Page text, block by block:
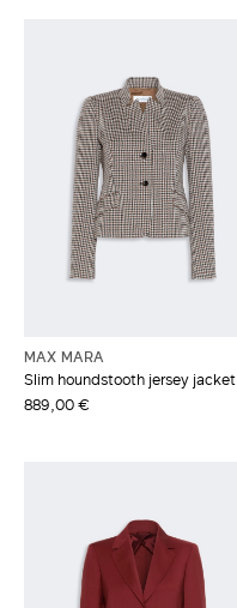
MAX MARA
Slim houndstooth jersey jacket
889,00 €